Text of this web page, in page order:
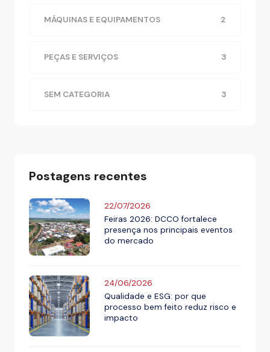
MÁQUINAS E EQUIPAMENTOS 2
PEÇAS E SERVIÇOS 3
SEM CATEGORIA 3
Postagens recentes
22/07/2026
Feiras 2026: DCCO fortalece
presença nos principais eventos
do mercado
24/06/2026
Qualidade e ESG: por que
processo bem feito reduz risco e
impacto